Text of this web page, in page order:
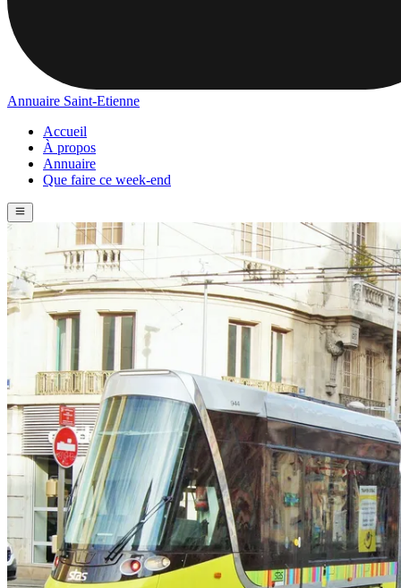
Annuaire Saint-Etienne
Accueil
À propos
Annuaire
Que faire ce week-end